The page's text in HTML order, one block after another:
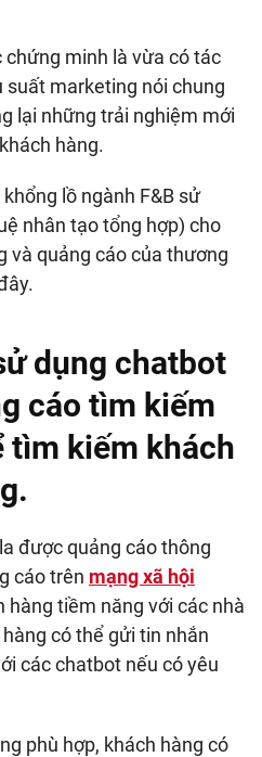
minh là vừa có tác
marketing nói chung
lại những trải nghiệm mới
hàng.
lồ ngành F&B sử
nhân tạo tổng hợp) cho
và quảng cáo của thương
dụng chatbot
cáo tìm kiếm
tìm kiếm khách
được quảng cáo thông
cáo trên mạng xã hội
hàng tiềm năng với các nhà
có thể gửi tin nhắn
các chatbot nếu có yêu
phù hợp, khách hàng có